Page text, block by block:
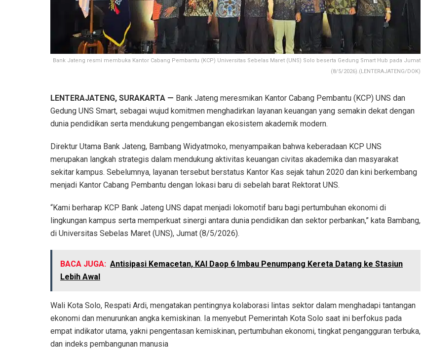
Bank Jateng resmi membuka Kantor Cabang Pembantu (KCP) Universitas Sebelas Maret (UNS) Solo beserta Gedung Smart Hub pada Jumat
(8/5/2026).(LENTERAJATENG/DOK)
LENTERAJATENG, SURAKARTA — Bank Jateng meresmikan Kantor Cabang Pembantu (KCP) UNS dan
Gedung UNS Smart, sebagai wujud komitmen menghadirkan layanan keuangan yang semakin dekat dengan
dunia pendidikan serta mendukung pengembangan ekosistem akademik modern.
Direktur Utama Bank Jateng, Bambang Widyatmoko, menyampaikan bahwa keberadaan KCP UNS
merupakan langkah strategis dalam mendukung aktivitas keuangan civitas akademika dan masyarakat
sekitar kampus. Sebelumnya, layanan tersebut berstatus Kantor Kas sejak tahun 2020 dan kini berkembang
menjadi Kantor Cabang Pembantu dengan lokasi baru di sebelah barat Rektorat UNS.
“Kami berharap KCP Bank Jateng UNS dapat menjadi lokomotif baru bagi pertumbuhan ekonomi di
lingkungan kampus serta memperkuat sinergi antara dunia pendidikan dan sektor perbankan,” kata Bambang,
di Universitas Sebelas Maret (UNS), Jumat (8/5/2026).
BACA JUGA: Antisipasi Kemacetan, KAI Daop 6 Imbau Penumpang Kereta Datang ke Stasiun
Lebih Awal
Wali Kota Solo, Respati Ardi, mengatakan pentingnya kolaborasi lintas sektor dalam menghadapi tantangan
ekonomi dan menurunkan angka kemiskinan. Ia menyebut Pemerintah Kota Solo saat ini berfokus pada
empat indikator utama, yakni pengentasan kemiskinan, pertumbuhan ekonomi, tingkat pengangguran terbuka,
dan indeks pembangunan manusia